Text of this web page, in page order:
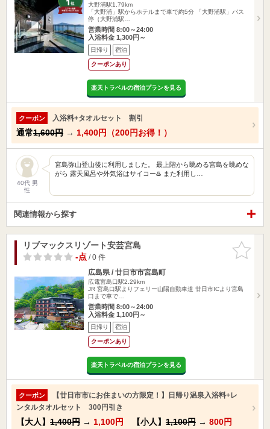
大野浦駅1.79km
「大野浦」駅からホテルまで車で約5分 「大野浦駅」バス
停（大野浦駅…
営業時間 8:00～24:00
入浴料金 1,300円～
日帰り 宿泊
クーポンあり
楽天トラベルの宿泊プランを見る
クーポン 入浴料+タオルセット 割引
通常1,600円 → 1,400円（200円お得！）
40代 男
性
宮島弥山登山後に利用しました。 最上階から眺める宮島を眺めな
がら 露天風呂や外気浴はサイコー♨️ また利用し…
関連情報から探す
お気に入
りに追加
リブマックスリゾート安芸宮島
-点/ 0 件
広島県 / 廿日市市宮島町
広電宮島口駅2.29km
JR 宮島口駅よりフェリー山陽自動車道 廿日市ICより宮島
口まで車で…
営業時間 8:00～24:00
入浴料金 1,100円～
日帰り 宿泊
クーポンあり
楽天トラベルの宿泊プランを見る
クーポン
【廿日市市にお住まいの方限定！】日帰り温泉入浴料+レ
ンタルタオルセット 300円引き
【大人】 1,400円 → 1,100円 【小人】 1,100円 → 800円